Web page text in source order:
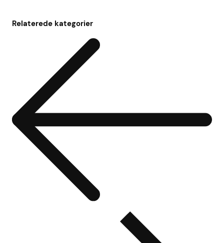
Relaterede kategorier